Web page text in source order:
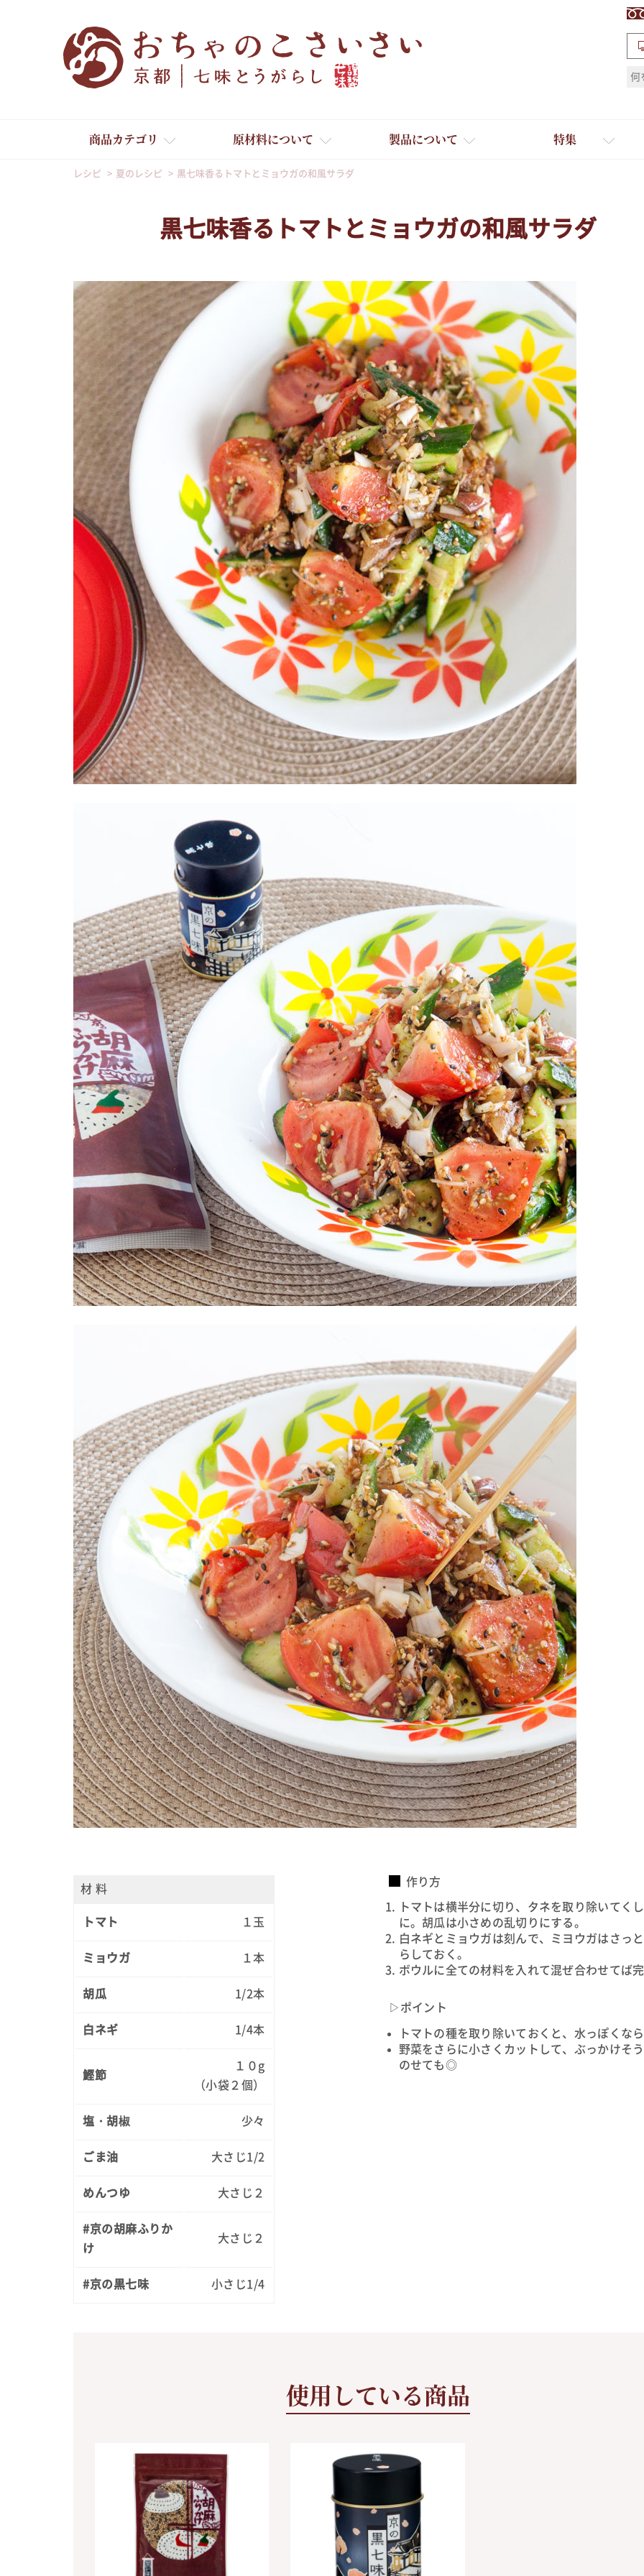
商品カテゴリ
京の一味とうがらし
京の七味とうがらし
柚子薬味・山椒
ラー油
ふりかけ
たれ・ドレッシング
おだし
お菓子
国産・鷹の爪
送料無料
料理に合わせて一味・七
お土産・ギフト 贈る人に
とうがらしの辛さ別に一
原材料について 製品について 特集
レシピ 夏のレシピ 黒七味香るトマトとミョウガの和風サラダ
黒七味香るトマトとミョウガの和風サラダ
材 料
トマト １玉
ミョウガ １本
胡瓜 1/2本
白ネギ 1/4本
鰹節
１０g
（小袋２個）
塩・胡椒 少々
ごま油 大さじ1/2
めんつゆ 大さじ２
#京の胡麻ふりか
け
大さじ２
#京の黒七味 小さじ1/4
作り方
トマトは横半分に切り、タネを取り除いてく
に。胡瓜は小さめの乱切りにする。
白ネギとミョウガは刻んで、ミヨウガはさっ
らしておく。
ボウルに全ての材料を入れて混ぜ合わせてば
▷ポイント
トマトの種を取り除いておくと、水っぽくな
野菜をさらに小さくカットして、ぶっかけそ
のせても◎
使用している商品